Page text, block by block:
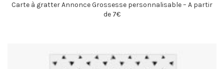
Carte à gratter Annonce Grossesse personnalisable – A partir
de 7€